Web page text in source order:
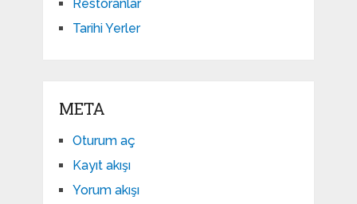
Restoranlar
Tarihi Yerler
META
Oturum aç
Kayıt akışı
Yorum akışı